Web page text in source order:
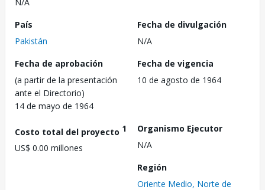
País
Pakistán
Fecha de divulgación
N/A
Fecha de aprobación
(a partir de la presentación
ante el Directorio)
14 de mayo de 1964
Fecha de vigencia
10 de agosto de 1964
Costo total del proyecto 1
US$ 0.00 millones
Organismo Ejecutor
N/A
Región
Oriente Medio, Norte de